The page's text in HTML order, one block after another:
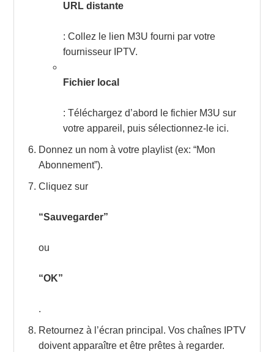
URL distante
: Collez le lien M3U fourni par votre
fournisseur IPTV.
Fichier local
: Téléchargez d’abord le fichier M3U sur
votre appareil, puis sélectionnez-le ici.
Donnez un nom à votre playlist (ex: “Mon
Abonnement”).
Cliquez sur
“Sauvegarder”
ou
“OK”
.
Retournez à l’écran principal. Vos chaînes IPTV
doivent apparaître et être prêtes à regarder.